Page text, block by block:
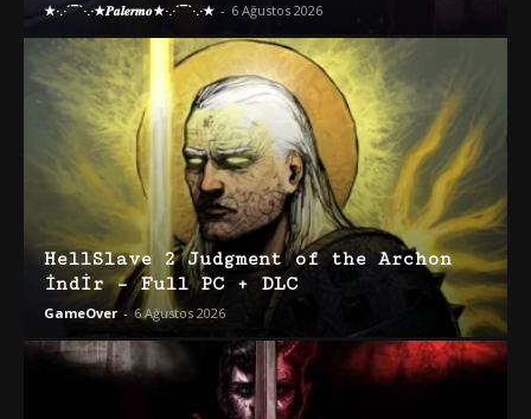
★·.·´¯`·.·★𝑷𝒂𝒍𝒆𝒓𝒎𝒐★·.·´¯`·.·★ - 6 Ağustos 2026
HellSlave 2 Judgment of the Archon
İndir – Full PC + DLC
GameOver - 6 Ağustos 2026